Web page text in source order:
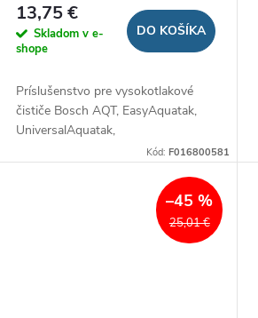
13,75 €
Skladom v e-
shope
DO KOŠÍKA
Príslušenstvo pre vysokotlakové
čističe Bosch AQT, EasyAquatak,
UniversalAquatak,
Kód:F016800581
25,01 €
–45 %